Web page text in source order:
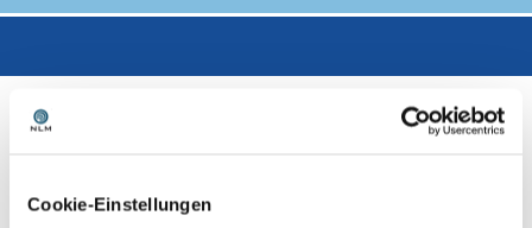
Cookie-Einstellungen
Landesmedienanstalt (NLM) sind die